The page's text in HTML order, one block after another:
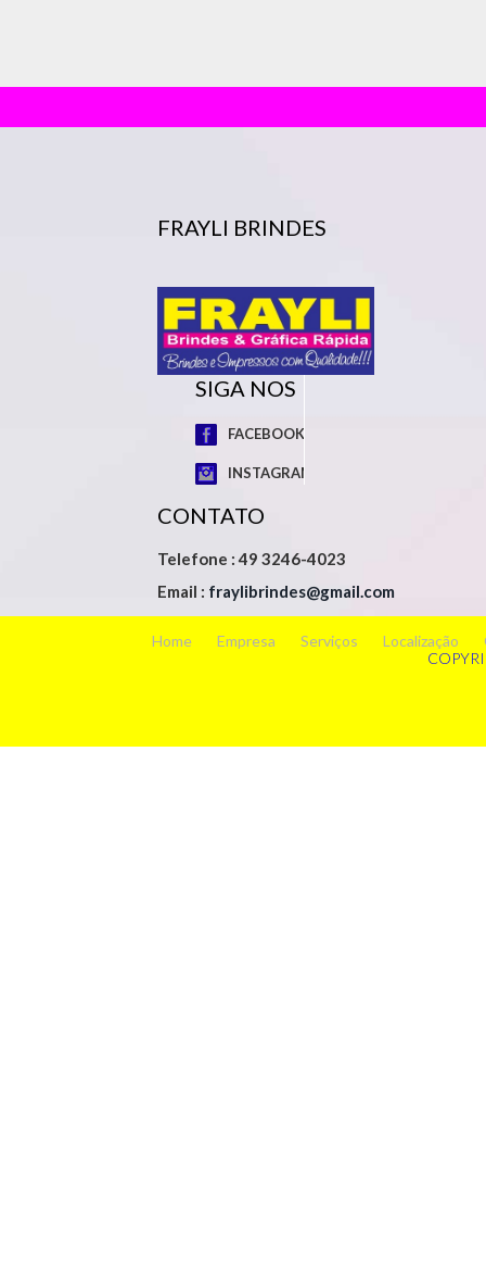
FRAYLI BRINDES
SIGA NOS
FACEBOOK
INSTAGRAM
CONTATO
Telefone : 49 3246-4023
Email : fraylibrindes@gmail.com
Home Empresa Serviços Localização